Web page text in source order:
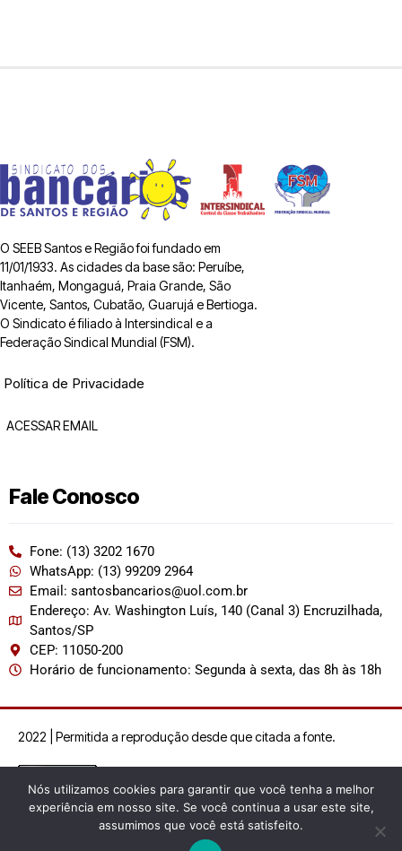
O SEEB Santos e Região foi fundado em
11/01/1933. As cidades da base são: Peruíbe,
Itanhaém, Mongaguá, Praia Grande, São
Vicente, Santos, Cubatão, Guarujá e Bertioga.
O Sindicato é filiado à Intersindical e a
Federação Sindical Mundial (FSM).
Política de Privacidade
ACESSAR EMAIL
Fale Conosco
Fone: (13) 3202 1670
WhatsApp: (13) 99209 2964
Email: santosbancarios@uol.com.br
Endereço: Av. Washington Luís, 140 (Canal 3) Encruzilhada,
Santos/SP
CEP: 11050-200
Horário de funcionamento: Segunda à sexta, das 8h às 18h
2022 | Permitida a reprodução desde que citada a fonte.
Nós utilizamos cookies para garantir que você tenha a melhor
experiência em nosso site. Se você continua a usar este site,
assumimos que você está satisfeito.